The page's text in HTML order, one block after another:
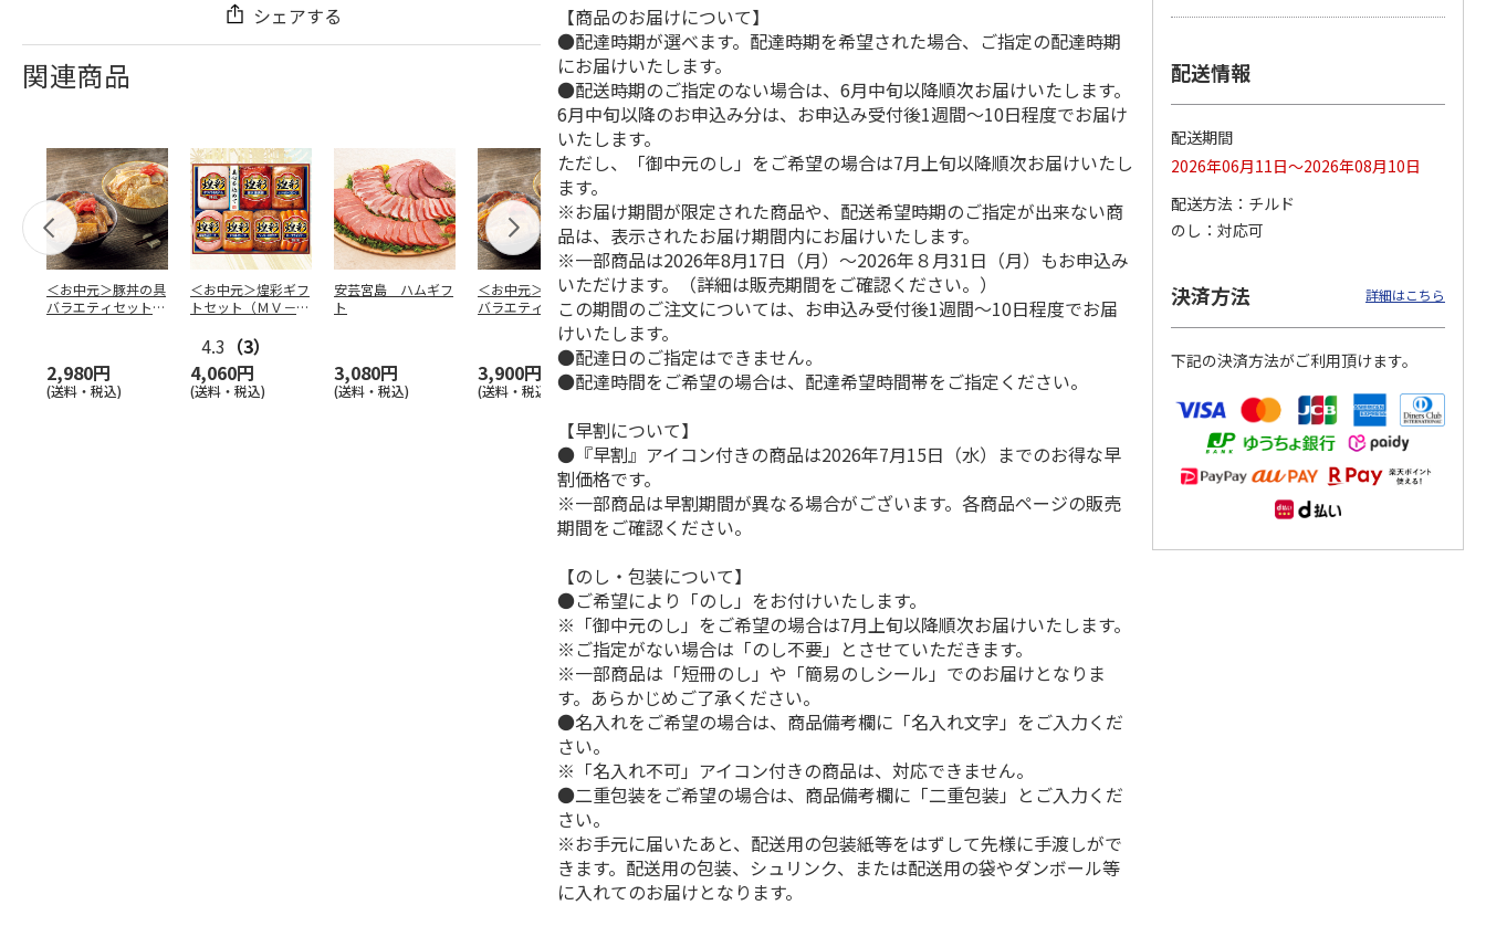
シェアする
関連商品
＜お中元＞豚丼の具
バラエティセット
2,980円
(送料・税込)
＜お中元＞煌彩ギフ
トセット（ＭＶ－５
4.3 （3）
4,060円
(送料・税込)
安芸宮島 ハムギフ
ト
3,080円
(送料・税込)
＜お中元＞豚丼の具
バラエティセット
3,900円
(送料・税込)
＜お中元＞【冷凍】
６種類のお肉ソムリ
エアソートＢＯＸ
5,980円
(送料・税込)
＜お中元＞やまがた
雪豚ロースみそ漬７
5.0
3,780円
(送料・税込)
＜お中元＞モクモ
ク 原形ベーコンと
3,240円
(送料・税込)
【冷凍】北海道直送
北海道帯広の繁盛
店 豚丼6食セット
3,980円
(送料別・税込)
＜お中元＞やまがた
雪豚ロースみそ漬７
０ｇ×５
3,240円
＜お中元＞＜帯広
豚丼一番＞特上豚丼
の具３種セット
4,980円
(送料・税込)
【商品のお届けについて】
●配達時期が選べます。配達時期を希望された場合、ご指定の配達時期
にお届けいたします。
●配送時期のご指定のない場合は、6月中旬以降順次お届けいたします。
6月中旬以降のお申込み分は、お申込み受付後1週間～10日程度でお届け
いたします。
ただし、「御中元のし」をご希望の場合は7月上旬以降順次お届けいたし
ます。
※お届け期間が限定された商品や、配送希望時期のご指定が出来ない商
品は、表示されたお届け期間内にお届けいたします。
※一部商品は2026年8月17日（月）～2026年８月31日（月）もお申込み
いただけます。（詳細は販売期間をご確認ください。）
この期間のご注文については、お申込み受付後1週間～10日程度でお届
けいたします。
●配達日のご指定はできません。
●配達時間をご希望の場合は、配達希望時間帯をご指定ください。
【早割について】
●『早割』アイコン付きの商品は2026年7月15日（水）までのお得な早
割価格です。
※一部商品は早割期間が異なる場合がございます。各商品ページの販売
期間をご確認ください。
【のし・包装について】
●ご希望により「のし」をお付けいたします。
※「御中元のし」をご希望の場合は7月上旬以降順次お届けいたします。
※ご指定がない場合は「のし不要」とさせていただきます。
※一部商品は「短冊のし」や「簡易のしシール」でのお届けとなりま
す。あらかじめご了承ください。
●名入れをご希望の場合は、商品備考欄に「名入れ文字」をご入力くだ
さい。
※「名入れ不可」アイコン付きの商品は、対応できません。
●二重包装をご希望の場合は、商品備考欄に「二重包装」とご入力くだ
さい。
※お手元に届いたあと、配送用の包装紙等をはずして先様に手渡しがで
きます。配送用の包装、シュリンク、または配送用の袋やダンボール等
に入れてのお届けとなります。
配送情報
配送期間
2026年06月11日～2026年08月10日
配送方法
チルド
のし
対応可
決済方法 詳細はこちら
下記の決済方法がご利用頂けます。